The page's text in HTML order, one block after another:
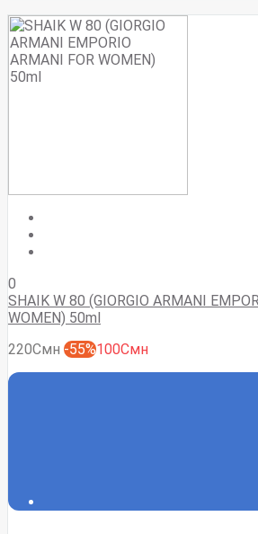
0
SHAIK W 80 (GIORGIO ARMANI
WOMEN) 50ml
220Смн -55%100Смн